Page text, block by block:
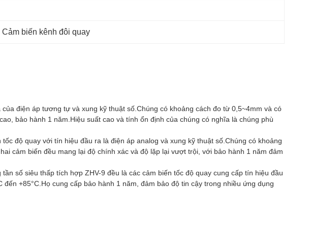
Cảm biến kênh đôi quay
điện áp tương tự và xung kỹ thuật số.Chúng có khoảng cách đo từ 0,5~4mm và có
bảo hành 1 năm.Hiệu suất cao và tính ổn định của chúng có nghĩa là chúng phù
độ quay với tín hiệu đầu ra là điện áp analog và xung kỹ thuật số.Chúng có khoảng
cảm biến đều mang lại độ chính xác và độ lặp lại vượt trội, với bảo hành 1 năm đảm
số siêu thấp tích hợp ZHV-9 đều là các cảm biến tốc độ quay cung cấp tín hiệu đầu
+85°C.Họ cung cấp bảo hành 1 năm, đảm bảo độ tin cậy trong nhiều ứng dụng